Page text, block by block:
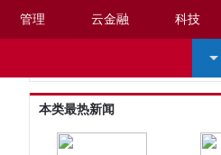
管理 云金融 科技
本类最热新闻